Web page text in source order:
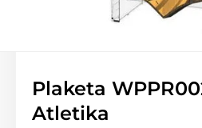
Plaketa
Atletika